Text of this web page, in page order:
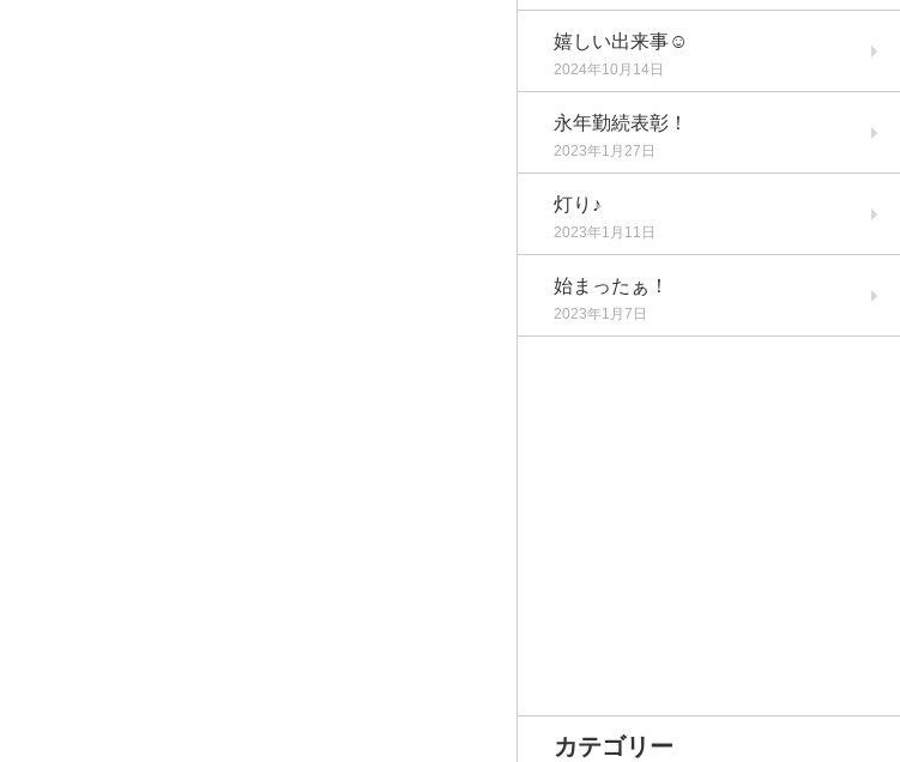
嬉しい出来事☺️
2024年10月14日
永年勤続表彰！
2023年1月27日
灯り♪
2023年1月11日
始まったぁ！
2023年1月7日
カテゴリー